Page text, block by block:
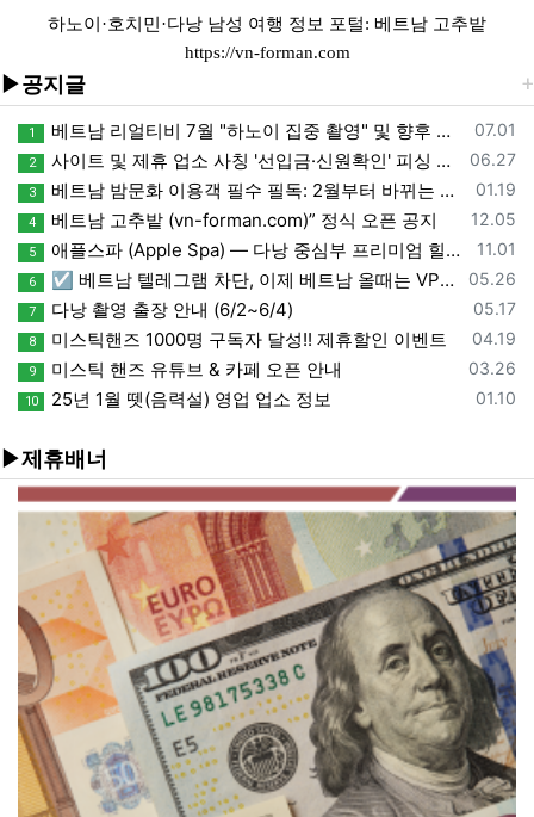
하노이·호치민·다낭 남성 여행 정보 포털: 베트남 고추밭
https://vn-forman.com
▶공지글
등록일
07.01
1 베트남 리얼티비 7월 "하노이 집중 촬영" 및 향후 일정 안내
등록일
06.27
2 사이트 및 제휴 업소 사칭 '선입금·신원확인' 피싱 사기 주의
등록일
01.19
3 베트남 밤문화 이용객 필수 필독: 2월부터 바뀌는 환전 단속 가이드
등록일
12.05
4 베트남 고추밭 (vn-forman.com)” 정식 오픈 공지
등록일
11.01
5 애플스파 (Apple Spa) — 다낭 중심부 프리미엄 힐링 스파, 예약 문의
등록일
05.26
6 ☑️ 베트남 텔레그램 차단, 이제 베트남 올때는 VPN도 필수가 됬습니다.
등록일
05.17
7 다낭 촬영 출장 안내 (6/2~6/4)
등록일
04.19
8 미스틱핸즈 1000명 구독자 달성!! 제휴할인 이벤트
등록일
03.26
9 미스틱 핸즈 유튜브 & 카페 오픈 안내
등록일
01.10
10 25년 1월 뗏(음력설) 영업 업소 정보
▶제휴배너